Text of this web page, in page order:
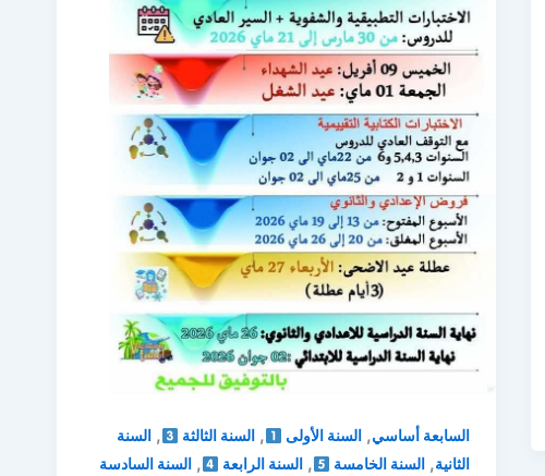
السابعة أساسي, السنة الأولى , السنة الثالثة , السنة
الثانية, السنة الخامسة , السنة الرابعة , السنة السادسة